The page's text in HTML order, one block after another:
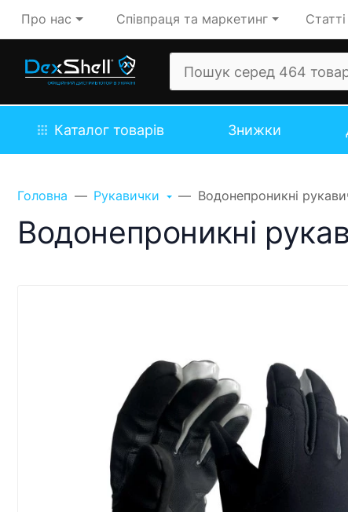
Про нас Співпраця та маркетинг
Каталог товарів Знижки
Головна Рукавички Водонепроникні
Водонепроникні